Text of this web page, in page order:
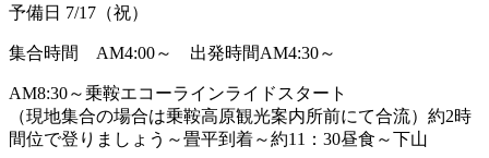
予備日 7/17（祝）
集合時間 AM4:00～ 出発時間AM4:30～
AM8:30～乗鞍エコーラインライドスタート
（現地集合の場合は乗鞍高原観光案内所前にて合流）約2時
間位で登りましょう～畳平到着～約11：30昼食～下山